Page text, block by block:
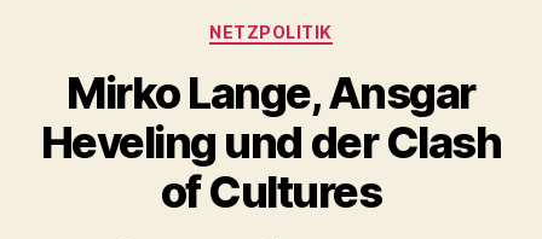
Kategorien
NETZPOLITIK
Mirko Lange, Ansgar
Heveling und der Clash
of Cultures